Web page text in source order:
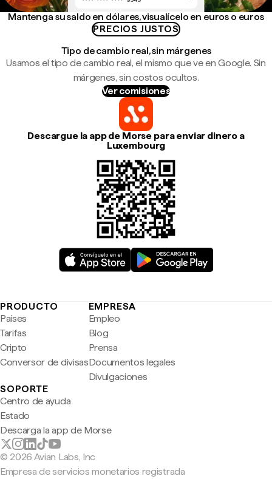
Mantenga su saldo en dólares, visualícelo en euros o euros
PRECIOS JUSTOS
Tipo de cambio real, sin márgenes
Usamos el tipo de cambio real, el mismo que ve en Google. Sin
márgenes, sin costos ocultos.
Ver comisiones
Descargue la app de Morse para enviar dinero a
Luxembourg
PRODUCTO
Países
Tarifas
Cripto
Conversor de divisas
EMPRESA
Empleo
Blog
Prensa
Documentos legales
Divulgaciones
SOPORTE
Centro de ayuda
Estado
Descarga la app de Morse
© 2026 Avian Labs, Inc
Empresa de servicios monetarios registrada